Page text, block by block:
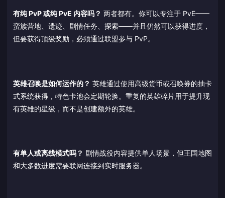
有纯 PvP 或纯 PvE 内容吗？ 两者都有。你可以专注于 PvE——
蛮族营地、遗迹、剧情任务、探索——并且仍然可以获得进度，
但要获得顶级奖励，必须通过联盟参与 PvP。
英雄召唤是如何运作的？ 英雄通过使用高级货币或召唤券的抽卡
式系统获得，特色卡池会定期轮换。重复的英雄碎片用于提升现
有英雄的星级，而不是创建额外的英雄。
有单人或离线模式吗？ 剧情战役内容提供单人场景，但王国地图
和大多数进度需要联网连接到实时服务器。